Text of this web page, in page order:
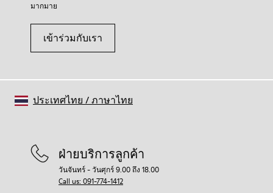
มากมาย
เข้าร่วมกับเรา
ฝ่ายบริการลูกค้า
วันจันทร์ - วันศุกร์ 9.00 ถึง 18.00
Call us: 091-774-1412
ประเทศไทย /ภาษาไทย